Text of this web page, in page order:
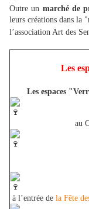
Outre un marché de
leurs créations dans la
l’association Art des
Les
Les espaces
au
à l’entrée de la Fête